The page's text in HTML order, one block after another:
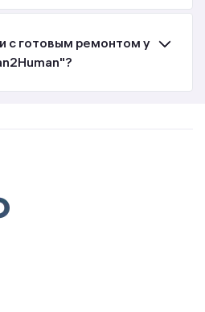
с готовым ремонтом у